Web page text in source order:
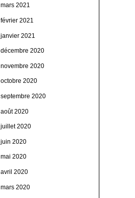
mars 2021
février 2021
janvier 2021
décembre 2020
novembre 2020
octobre 2020
septembre 2020
août 2020
juillet 2020
juin 2020
mai 2020
avril 2020
mars 2020